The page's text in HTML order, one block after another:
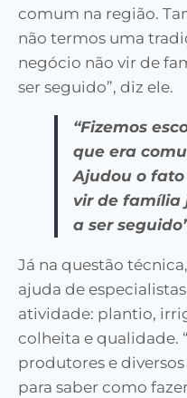
comum na região.
não termos uma
negócio não vir de
ser seguido”, diz ele.
“Fizemos
que era
Ajudou o
vir de família
a ser
Já na questão
ajuda de
atividade: plantio,
colheita e qualidade.
produtores e
para saber como